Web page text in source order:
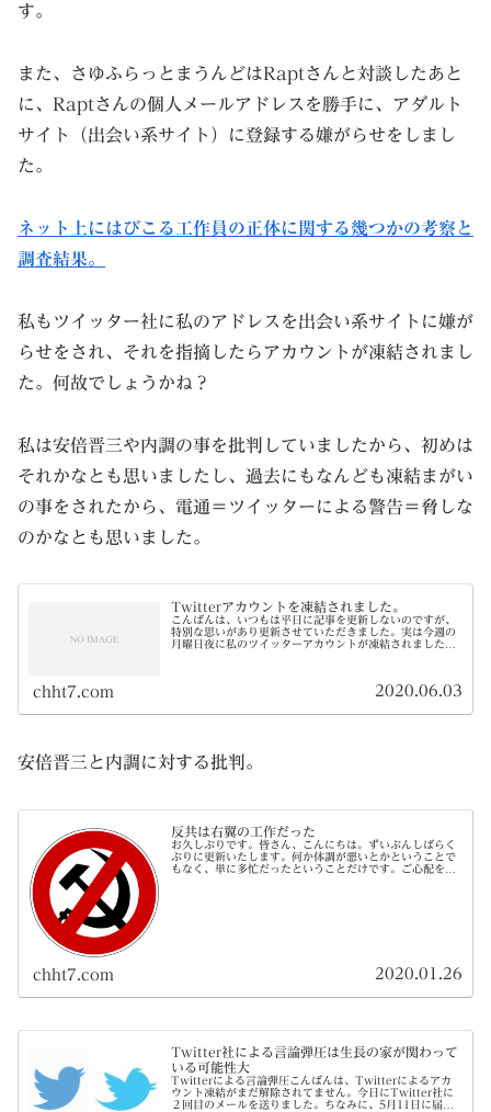
す。
また、さゆふらっとまうんどはRaptさんと対談したあと
に、Raptさんの個人メールアドレスを勝手に、アダルト
サイト（出会い系サイト）に登録する嫌がらせをしまし
た。
ネット上にはびこる工作員の正体に関する幾つかの考察と
調査結果。
私もツイッター社に私のアドレスを出会い系サイトに嫌が
らせをされ、それを指摘したらアカウントが凍結されまし
た。何故でしょうかね？
私は安倍晋三や内調の事を批判していましたから、初めは
それかなとも思いましたし、過去にもなんども凍結まがい
の事をされたから、電通＝ツイッターによる警告＝脅しな
のかなとも思いました。
Twitterアカウントを凍結されました。
こんばんは、いつもは平日に記事を更新しないのですが、
特別な思いがあり更新させていただきました。実は今週の
月曜日夜に私のツイッターアカウントが凍結されました。
chht7.com 2020.06.03
安倍晋三と内調に対する批判。
反共は右翼の工作だった
お久しぶりです。皆さん、こんにちは。ずいぶんしばらく
ぶりに更新いたします。何か体調が悪いとかということで
もなく、単に多忙だったということだけです。ご心配をお
chht7.com 2020.01.26
Twitter社による言論弾圧は生長の家が関わって
いる可能性大
Twitterによる言論弾圧こんばんは、Twitterによるアカ
ウント凍結がまだ解除されてません。今日にTwitter社に
２回目のメールを送りました。ちなみに、5月11日に届い